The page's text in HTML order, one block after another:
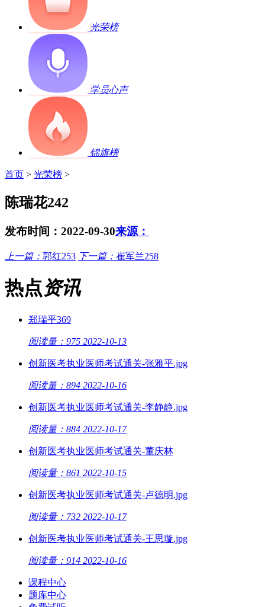
光荣榜
学员心声
锦旗榜
首页 > 光荣榜 >
陈瑞花242
发布时间：2022-09-30来源：
上一篇： 郭红253 下一篇： 崔军兰258
热点资讯
郑瑞平369
阅读量：975 2022-10-13
创新医考执业医师考试通关-张雅平.jpg
阅读量：894 2022-10-16
创新医考执业医师考试通关-李静静.jpg
阅读量：884 2022-10-17
创新医考执业医师考试通关-董庆林
阅读量：861 2022-10-15
创新医考执业医师考试通关-卢德明.jpg
阅读量：732 2022-10-17
创新医考执业医师考试通关-王思璇.jpg
阅读量：914 2022-10-16
课程中心
题库中心